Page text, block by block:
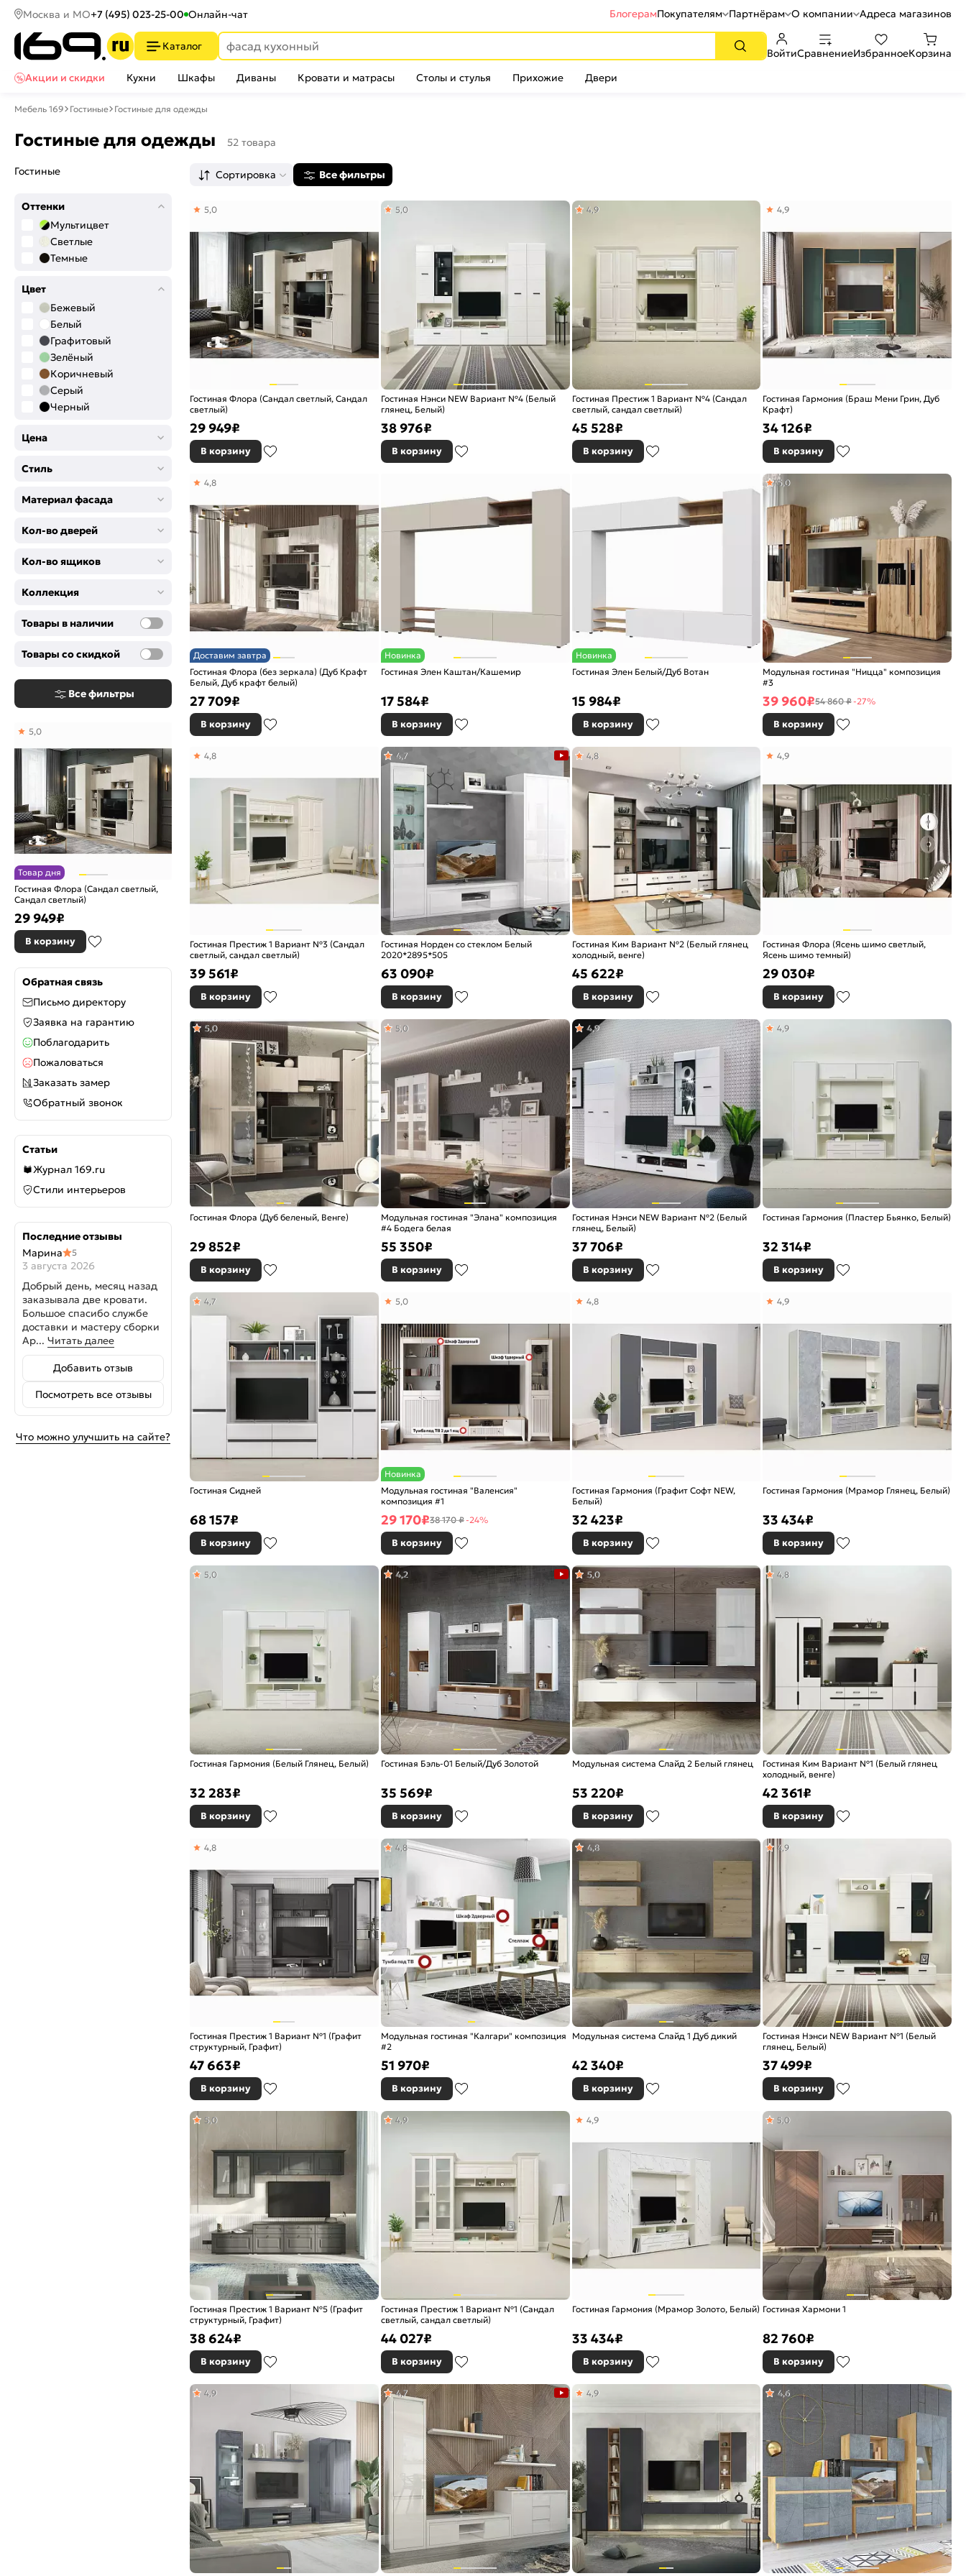
Москва и МО+7 (495) 023-25-00 Онлайн-чат БлогерамПокупателям Партнёрам О компании Адреса магазинов
Каталог
ВойтиСравнениеИзбранноеКорзина
Акции и скидки
Кухни Шкафы Диваны Кровати и матрасы Столы и стулья Прихожие Двери
Мебель 169 Гостиные Гостиные для одежды
Гостиные для одежды 52 товара
Гостиные
Оттенки
Мультицвет
Светлые
Темные
Цвет
Бежевый
Белый
Графитовый
Зелёный
Коричневый
Серый
Черный
Цена
Стиль
Материал фасада
Кол-во дверей
Кол-во ящиков
Коллекция
Товары в наличии
Товары со скидкой
Все фильтры
Товар дня
Гостиная Флора (Сандал светлый,
Сандал светлый)
5,0
29 949₽
В корзину
Обратная связь
Письмо директору
Заявка на гарантию
Поблагодарить
Пожаловаться
Заказать замер
Обратный звонок
Статьи
Журнал 169.ru
Стили интерьеров
Последние отзывы
Марина
5
3 августа 2026
Добрый день, месяц назад
заказывала две кровати.
Большое спасибо службе
доставки и мастеру сборки
Ар... Читать далее
Добавить отзыв
Посмотреть все отзывы
Что можно улучшить на сайте?
Сортировка Все фильтры
Гостиная Флора (Сандал светлый, Сандал
светлый)
5,0
29 949₽
В корзину
Гостиная Нэнси NEW Вариант №4 (Белый
глянец, Белый)
5,0
38 976₽
В корзину
Гостиная Престиж 1 Вариант №4 (Сандал
светлый, сандал светлый)
4,9
45 528₽
В корзину
Гостиная Гармония (Браш Мени Грин, Дуб
Крафт)
4,9
34 126₽
В корзину
Доставим завтра
Гостиная Флора (без зеркала) (Дуб Крафт
Белый, Дуб крафт белый)
4,8
27 709₽
В корзину
Новинка
Гостиная Элен Каштан/Кашемир
17 584₽
В корзину
Новинка
Гостиная Элен Белый/Дуб Вотан
15 984₽
В корзину
Модульная гостиная "Ницца" композиция
#3
5,0
39 960₽54 860 ₽-27%
В корзину
Гостиная Престиж 1 Вариант №3 (Сандал
светлый, сандал светлый)
4,8
39 561₽
В корзину
Гостиная Норден со стеклом Белый
2020*2895*505
4,7
63 090₽
В корзину
Гостиная Ким Вариант №2 (Белый глянец
холодный, венге)
4,8
45 622₽
В корзину
Гостиная Флора (Ясень шимо светлый,
Ясень шимо темный)
4,9
29 030₽
В корзину
Гостиная Флора (Дуб беленый, Венге)
5,0
29 852₽
В корзину
Модульная гостиная "Элана" композиция
#4 Бодега белая
5,0
55 350₽
В корзину
Гостиная Нэнси NEW Вариант №2 (Белый
глянец, Белый)
4,9
37 706₽
В корзину
Гостиная Гармония (Пластер Бьянко, Белый)
4,9
32 314₽
В корзину
Гостиная Сидней
4,7
68 157₽
В корзину
Новинка
Модульная гостиная "Валенсия"
композиция #1
5,0
29 170₽38 170 ₽-24%
В корзину
Гостиная Гармония (Графит Софт NEW,
Белый)
4,8
32 423₽
В корзину
Гостиная Гармония (Мрамор Глянец, Белый)
4,9
33 434₽
В корзину
Гостиная Гармония (Белый Глянец, Белый)
5,0
32 283₽
В корзину
Гостиная Бэль-01 Белый/Дуб Золотой
4,2
35 569₽
В корзину
Модульная система Слайд 2 Белый глянец
5,0
53 220₽
В корзину
Гостиная Ким Вариант №1 (Белый глянец
холодный, венге)
4,8
42 361₽
В корзину
Гостиная Престиж 1 Вариант №1 (Графит
структурный, Графит)
4,8
47 663₽
В корзину
Модульная гостиная "Калгари" композиция
#2
4,8
51 970₽
В корзину
Модульная система Слайд 1 Дуб дикий
4,8
42 340₽
В корзину
Гостиная Нэнси NEW Вариант №1 (Белый
глянец, Белый)
4,9
37 499₽
В корзину
Гостиная Престиж 1 Вариант №5 (Графит
структурный, Графит)
5,0
38 624₽
В корзину
Гостиная Престиж 1 Вариант №1 (Сандал
светлый, сандал светлый)
4,9
44 027₽
В корзину
Гостиная Гармония (Мрамор Золото, Белый)
4,9
33 434₽
В корзину
Гостиная Хармони 1
5,0
82 760₽
В корзину
4,9 4,7 4,9 4,6